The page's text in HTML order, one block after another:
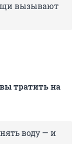
вызывают
тратить на
воду — и